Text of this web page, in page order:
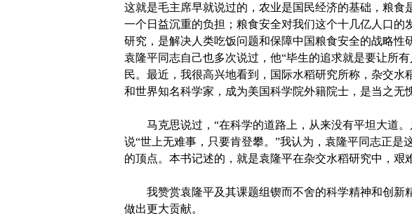
这就是毛主席早就说过的，农业是国民经济的基础，粮
一个日益沉重的负担；粮食安全对我们这个十几亿人口
研究，是解决人类吃饭问题和保障中国粮食安全的战略性
袁隆平同志自己也多次说过，他“毕生的追求就是要让所
民。最近，我很高兴地看到，国际水稻研究所称，杂交
和世界知名科学家，成为美国科学院外籍院士，是当之无
马克思说过，“在科学的道路上，从来没有平坦大道。
说“世上无难事，只要肯登攀。”我认为，袁隆平同志正
的顶点。本书记述的，就是袁隆平在杂交水稻研究中，艰
我赞赏袁隆平及其课题组锲而不舍的科学精神和创新
做出更大贡献。